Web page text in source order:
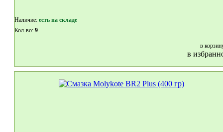
Наличие: eсть на складе
Кол-во: 9
в
в